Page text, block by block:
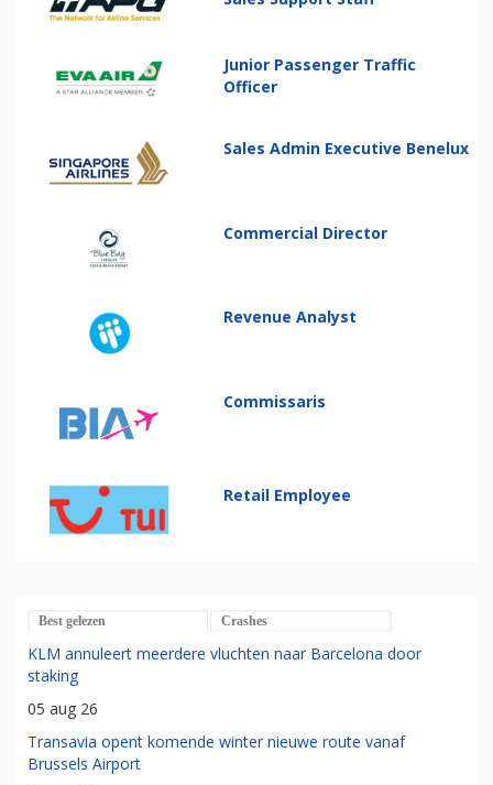
Junior Passenger Traffic
Officer
Sales Admin Executive Benelux
Commercial Director
Revenue Analyst
Commissaris
Retail Employee
Best gelezen Crashes
KLM annuleert meerdere vluchten naar Barcelona door
staking
05 aug 26
Transavia opent komende winter nieuwe route vanaf
Brussels Airport